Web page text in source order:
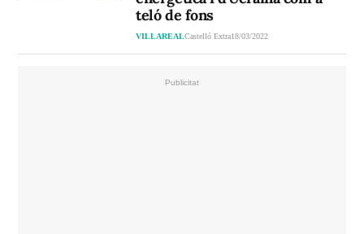
teló de fons
VILLAREALCastelló Extra18/03/2022